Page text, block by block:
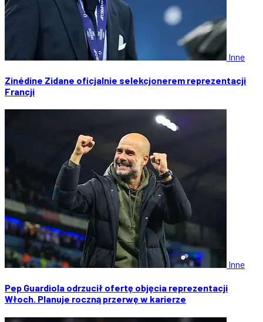
Inne
Zinédine Zidane oficjalnie selekcjonerem reprezentacji
Francji
Inne
Pep Guardiola odrzucił ofertę objęcia reprezentacji
Włoch. Planuje roczną przerwę w karierze